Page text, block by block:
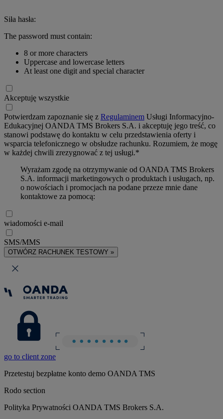
Siła hasła:
The password must contain:
8 or more characters
Uppercase and lowercase letters
At least one digit and special character
Akceptuję wszystkie
Potwierdzam zapoznanie się z Regulaminem Usługi Informacyjno-
Edukacyjnej OANDA TMS Brokers S.A. i akceptuję jego treść, co
stanowi podstawę do kontaktu w celu przedstawienia oferty i
wsparcia telefonicznego w obsłudze rachunku. Rozumiem, że mogę
w każdej chwili zrezygnować z tej usługi.*
Wyrażam zgodę na otrzymywanie od OANDA TMS Brokers
S.A. informacji marketingowych o produktach i usługach, np.
o nowościach i promocjach na podane przeze mnie dane
kontaktowe za pomocą:
wiadomości e-mail
SMS/MMS
OTWÓRZ RACHUNEK TESTOWY »
go to client zone
Przetestuj bezpłatne konto demo OANDA TMS
Rodo section
Polityka Prywatności OANDA TMS Brokers S.A.